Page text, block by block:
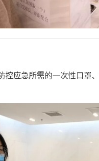
控应急所需的一次性口罩